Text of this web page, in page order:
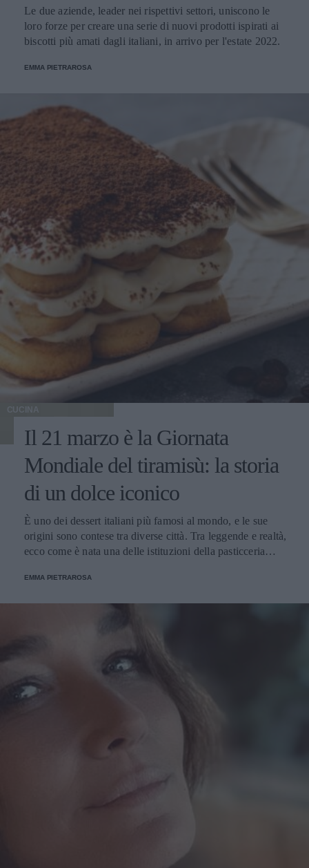
Le due aziende, leader nei rispettivi settori, uniscono le
loro forze per creare una serie di nuovi prodotti ispirati ai
biscotti più amati dagli italiani, in arrivo per l'estate 2022.
EMMA PIETRAROSA
CUCINA
Il 21 marzo è la Giornata
Mondiale del tiramisù: la storia
di un dolce iconico
È uno dei dessert italiani più famosi al mondo, e le sue
origini sono contese tra diverse città. Tra leggende e realtà,
ecco come è nata una delle istituzioni della pasticceria
EMMA PIETRAROSA